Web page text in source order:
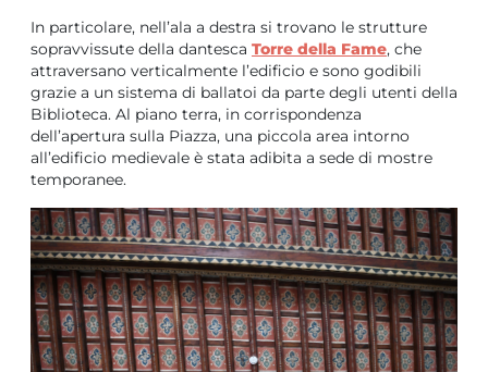
In particolare, nell’ala a destra si trovano le strutture
sopravvissute della dantesca Torre della Fame, che
attraversano verticalmente l’edificio e sono godibili
grazie a un sistema di ballatoi da parte degli utenti della
Biblioteca. Al piano terra, in corrispondenza
dell’apertura sulla Piazza, una piccola area intorno
all’edificio medievale è stata adibita a sede di mostre
temporanee.